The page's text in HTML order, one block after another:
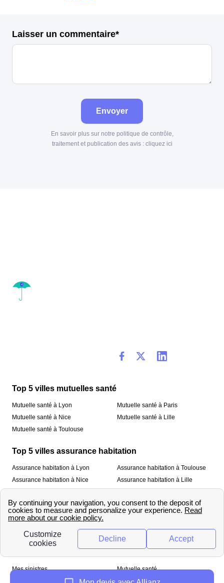
Laisser un commentaire*
Envoyer
En savoir plus sur notre politique de contrôle,
traitement et publication des avis : cliquez ici
Top 5 villes mutuelles santé
Mutuelle santé à Lyon
Mutuelle santé à Nice
Mutuelle santé à Toulouse
Mutuelle santé à Paris
Mutuelle santé à Lille
Top 5 villes assurance habitation
Assurance habitation à Lyon
Assurance habitation à Nice
Assurance habitation à Toulouse
Assurance habitation à Lille
À propos
Qui sommes-nous ? Mentions légales
Mes sinistres
Assurance habitation
Mutuelle santé